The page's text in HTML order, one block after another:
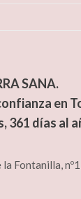
SANA.
en
361 días al
la Fontanilla,